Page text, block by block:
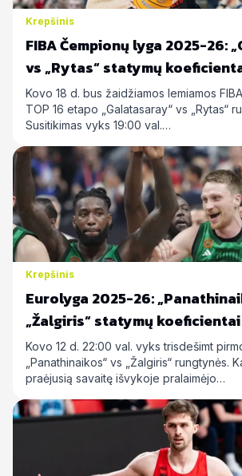
Krepšinis
FIBA Čempionų lyga 2025-26:
vs „Rytas“ statymų
Kovo 18 d. bus žaidžiamos lemiamos
TOP 16 etapo „Galatasaray“ vs „Rytas“
Susitikimas vyks 19:00 val.…
Krepšinis
Eurolyga 2025-26:
„Žalgiris“ statymų koeficientai
Kovo 12 d. 22:00 val. vyks trisdešimt
„Panathinaikos“ vs „Žalgiris“ rungtynės.
praėjusią savaitę išvykoje pralaimėjo…